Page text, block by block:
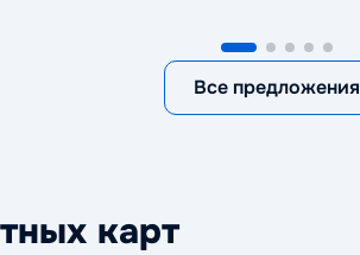
Все предложения
карт